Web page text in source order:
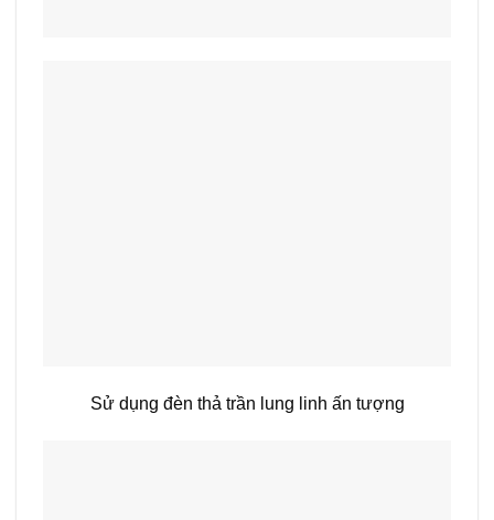
Sử dụng đèn thả trần lung linh ấn tượng